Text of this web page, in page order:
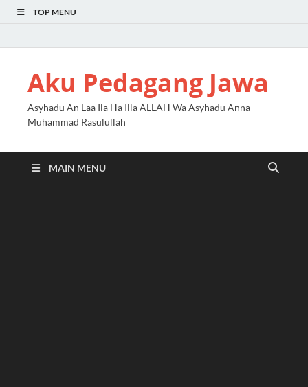
TOP MENU
Aku Pedagang Jawa
Asyhadu An Laa Ila Ha Illa ALLAH Wa Asyhadu Anna
Muhammad Rasulullah
MAIN MENU